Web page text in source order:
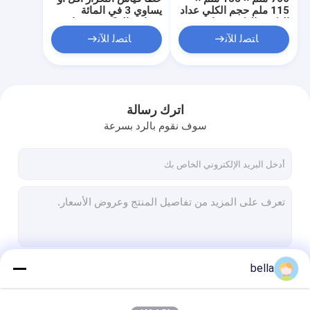
المنتجات
برنامج VR
يساوي 3 في المائة
ﺎﺘﺼﻟ ﺍﻶﻧ
115 ملم حجم الكلي عداد
مساحة تخزين البيانات
ﺎﺘﺼﻟ ﺍﻶﻧ
اترك رسالة
سوف نقوم بالرد بسرعة
bella